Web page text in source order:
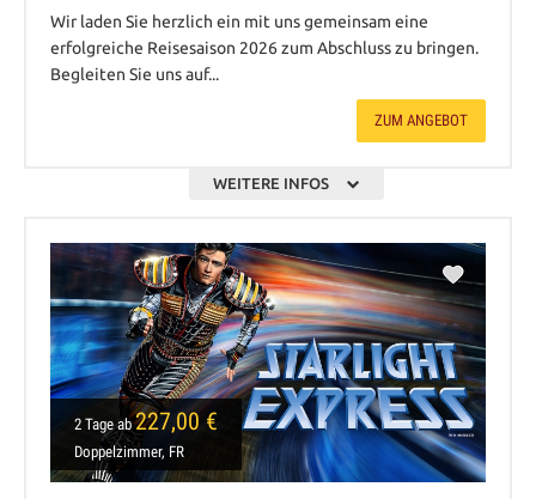
Wir laden Sie herzlich ein mit uns gemeinsam eine
erfolgreiche Reisesaison 2026 zum Abschluss zu bringen.
Begleiten Sie uns auf...
ZUM ANGEBOT
WEITERE INFOS
2 Tage ab227,00 €
Doppelzimmer, FR